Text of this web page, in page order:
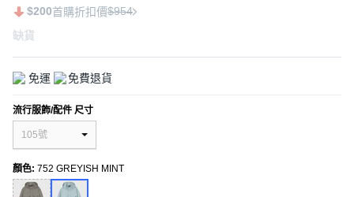
$200首購折扣價$954
缺貨
免運 免費退貨
流行服飾/配件 尺寸
105號
顏色: 752 GREYISH MINT